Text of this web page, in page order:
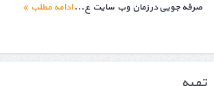
صرفه جویی در زمان وب سایت ع...ادامه مطلب